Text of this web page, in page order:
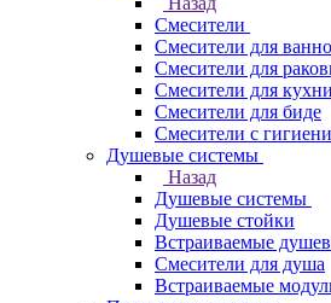
Смесители
Смесители для
Смесители для
Смесители для кухни
Смесители для биде
Смесители с
Душевые системы
Назад
Душевые системы
Душевые стойки
Встраиваемые
Смесители для душа
Встраиваемые